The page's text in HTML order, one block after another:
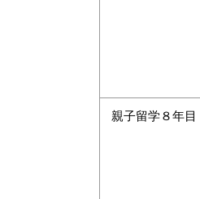
親子留学８年目